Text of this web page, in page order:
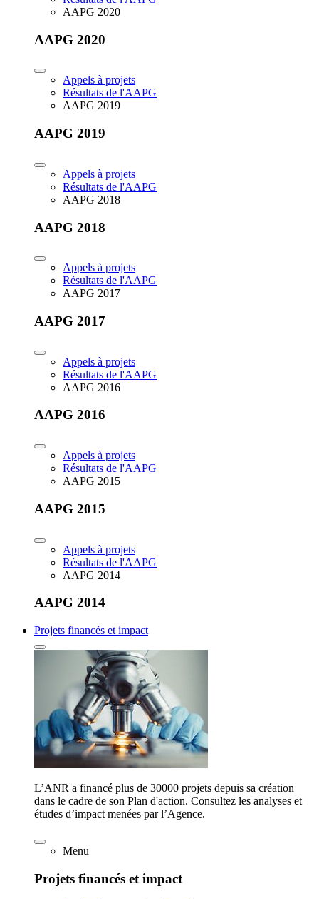
AAPG 2020
AAPG 2020
Appels à projets
Résultats de l'AAPG
AAPG 2019
AAPG 2019
Appels à projets
Résultats de l'AAPG
AAPG 2018
AAPG 2018
Appels à projets
Résultats de l'AAPG
AAPG 2017
AAPG 2017
Appels à projets
Résultats de l'AAPG
AAPG 2016
AAPG 2016
Appels à projets
Résultats de l'AAPG
AAPG 2015
AAPG 2015
Appels à projets
Résultats de l'AAPG
AAPG 2014
AAPG 2014
Projets financés et impact
L’ANR a financé plus de 30000 projets depuis sa création
dans le cadre de son Plan d'action. Consultez les analyses et
études d’impact menées par l’Agence.
Menu
Projets financés et impact